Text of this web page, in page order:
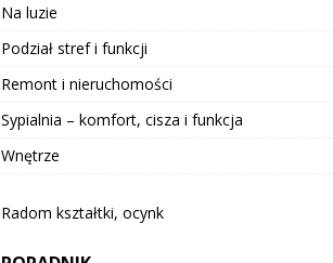
Na luzie
Podział stref i funkcji
Remont i nieruchomości
Sypialnia – komfort, cisza i funkcja
Wnętrze
Radom kształtki, ocynk